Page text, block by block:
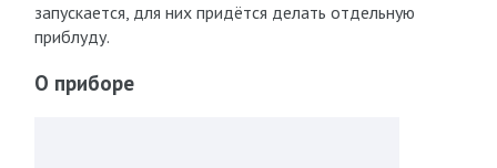
запускается, для них придётся делать отдельную
приблуду.
О приборе